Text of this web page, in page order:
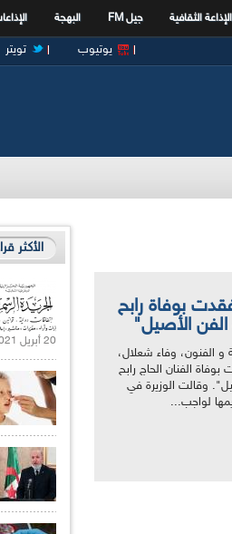
الإذاعة الثقافية جيل FM البهجة
تويتر يوتيوب
فقدت بوفاة رابح
الأصيل"
و الفنون، وفاء شعلال،
بوفاة الفنان الحاج رابح
وقالت الوزيرة في
لواجب...
الأكثر
20 أبريل 2021 |